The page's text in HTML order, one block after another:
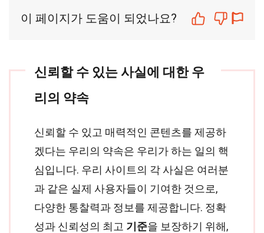
이 페이지가 도움이 되었나요?
신뢰할 수 있는 사실에 대한 우
리의 약속
신뢰할 수 있고 매력적인 콘텐츠를 제공하
겠다는 우리의 약속은 우리가 하는 일의 핵
심입니다. 우리 사이트의 각 사실은 여러분
과 같은 실제 사용자들이 기여한 것으로,
다양한 통찰력과 정보를 제공합니다. 정확
성과 신뢰성의 최고 기준을 보장하기 위해,